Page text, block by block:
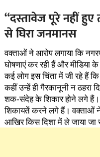
“दस्तावेज पूरे नहीं
से घिरा जनमानस
वक्ताओं ने आरोप लगाया कि
घोषणाएं कर रही हैं और मीडिया
कई लोग इस चिंता में जी रहे हैं
कहीं उन्हें ही गैरकानूनी न ठहरा
शक-संदेह के शिकार होने लगे हैं।
शिकायतें करने लगे हैं। वक्ताओं ने
आखिर किस दिशा में ले जाया जा